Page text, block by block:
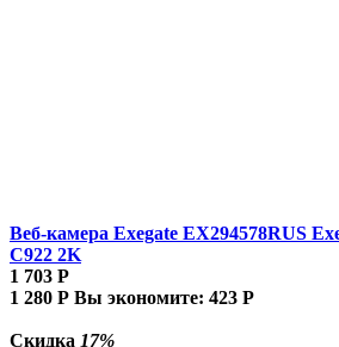
Веб-камера Exegate EX294578RUS
C922 2K
1 703 Р
1 280 Р Вы экономите: 423 Р
Скидка 17%